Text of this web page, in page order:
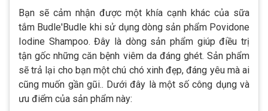
Bạn sẽ cảm nhận được một khía cạnh khác của sữa
tắm Budle'Budle khi sử dụng dòng sản phẩm Povidone
Iodine Shampoo. Đây là dòng sản phẩm giúp điều trị
tận gốc những căn bệnh viêm da đáng ghét. Sản phẩm
sẽ trả lại cho bạn một chú chó xinh đẹp, đáng yêu mà ai
cũng muốn gần gũi.. Dưới đây là một số công dụng và
ưu điểm của sản phẩm này: